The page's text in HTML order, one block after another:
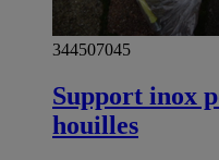
344507045
Support inox
houilles